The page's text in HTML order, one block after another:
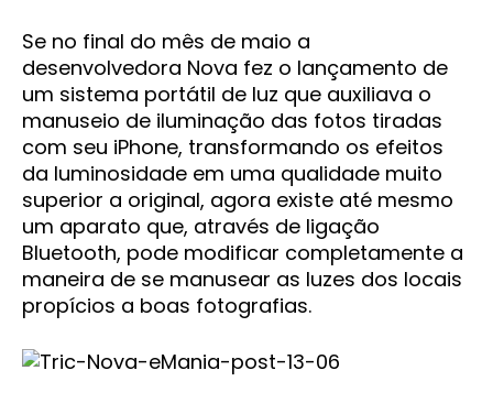
Se no final do mês de maio a
desenvolvedora Nova fez o lançamento de
um sistema portátil de luz que auxiliava o
manuseio de iluminação das fotos tiradas
com seu iPhone, transformando os efeitos
da luminosidade em uma qualidade muito
superior a original, agora existe até mesmo
um aparato que, através de ligação
Bluetooth, pode modificar completamente a
maneira de se manusear as luzes dos locais
propícios a boas fotografias.